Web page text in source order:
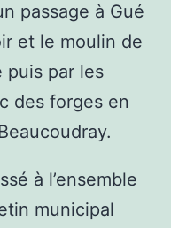
passage à Gué
et le moulin de
puis par les
des forges en
à l’ensemble
municipal